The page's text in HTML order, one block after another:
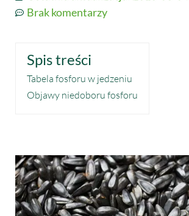
Brak komentarzy
Spis treści
Tabela fosforu w jedzeniu
Objawy niedoboru fosforu